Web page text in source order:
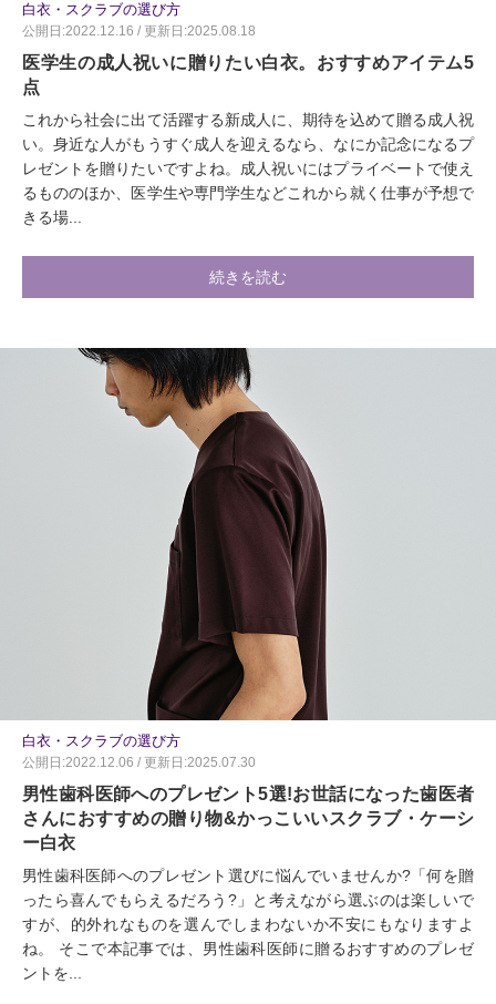
白衣・スクラブの選び方
公開日:2022.12.16 / 更新日:2025.08.18
医学生の成人祝いに贈りたい白衣。おすすめアイテム5
点
これから社会に出て活躍する新成人に、期待を込めて贈る成人祝
い。身近な人がもうすぐ成人を迎えるなら、なにか記念になるプ
レゼントを贈りたいですよね。成人祝いにはプライベートで使え
るもののほか、医学生や専門学生などこれから就く仕事が予想で
きる場...
続きを読む
白衣・スクラブの選び方
公開日:2022.12.06 / 更新日:2025.07.30
男性歯科医師へのプレゼント5選!お世話になった歯医者
さんにおすすめの贈り物&かっこいいスクラブ・ケーシ
ー白衣
男性歯科医師へのプレゼント選びに悩んでいませんか?「何を贈
ったら喜んでもらえるだろう?」と考えながら選ぶのは楽しいで
すが、的外れなものを選んでしまわないか不安にもなりますよ
ね。 そこで本記事では、男性歯科医師に贈るおすすめのプレゼ
ントを...